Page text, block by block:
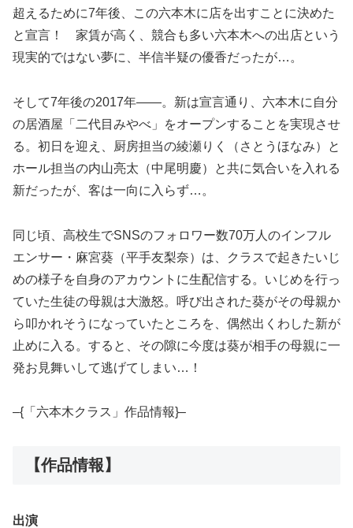
超えるために7年後、この六本木に店を出すことに決めた
と宣言！ 家賃が高く、競合も多い六本木への出店という
現実的ではない夢に、半信半疑の優香だったが…。
そして7年後の2017年――。新は宣言通り、六本木に自分
の居酒屋「二代目みやべ」をオープンすることを実現させ
る。初日を迎え、厨房担当の綾瀬りく（さとうほなみ）と
ホール担当の内山亮太（中尾明慶）と共に気合いを入れる
新だったが、客は一向に入らず…。
同じ頃、高校生でSNSのフォロワー数70万人のインフル
エンサー・麻宮葵（平手友梨奈）は、クラスで起きたいじ
めの様子を自身のアカウントに生配信する。いじめを行っ
ていた生徒の母親は大激怒。呼び出された葵がその母親か
ら叩かれそうになっていたところを、偶然出くわした新が
止めに入る。すると、その隙に今度は葵が相手の母親に一
発お見舞いして逃げてしまい…！
–{「六本木クラス」作品情報}–
【作品情報】
出演